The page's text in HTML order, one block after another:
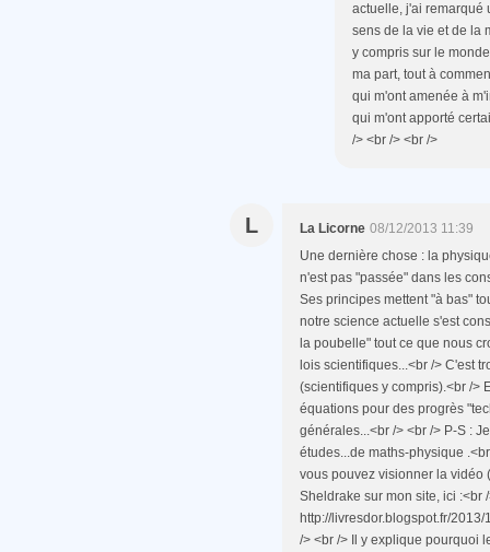
actuelle, j'ai remarqué
sens de la vie et de la
y compris sur le
ma part, tout à
qui m'ont amenée à
qui m'ont apporté
/> <br /> <br />
L La Licorne 08/12/2013 11:39
Une dernière chose : la
n'est pas "passée" dans les
Ses principes mettent "à bas"
notre science actuelle s'est
la poubelle" tout ce que nous
lois scientifiques...<br /> C'est
(scientifiques y compris).<br />
équations pour des progrès
générales...<br /> <br /> P-S :
études...de maths-physique
vous pouvez visionner la vidéo
Sheldrake sur mon site, ici :<br
http://livresdor.blogspot.fr/
/> <br /> Il y explique pourquoi